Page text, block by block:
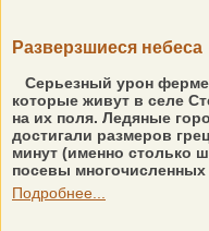
Разверзшиеся небеса
Серьезный урон
которые живут в селе
на их поля. Ледяные
достигали размеров
минут (именно столько
посевы многочисленных
Подробнее...